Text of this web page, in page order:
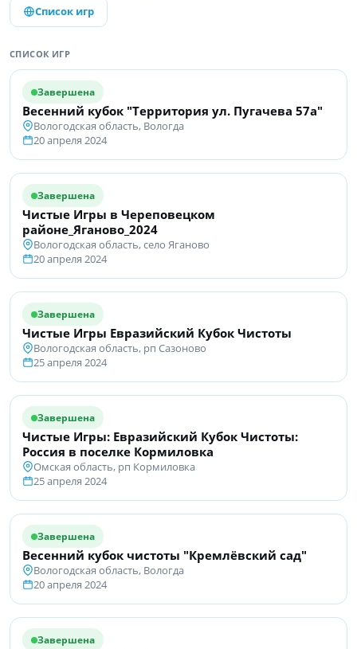
Список игр
СПИСОК ИГР
Завершена
Весенний кубок "Территория ул. Пугачева 57а"
Вологодская область, Вологда
20 апреля 2024
Завершена
Чистые Игры в Череповецком
районе_Яганово_2024
Вологодская область, село Яганово
20 апреля 2024
Завершена
Чистые Игры Евразийский Кубок Чистоты
Вологодская область, рп Сазоново
25 апреля 2024
Завершена
Чистые Игры: Евразийский Кубок Чистоты:
Россия в поселке Кормиловка
Омская область, рп Кормиловка
25 апреля 2024
Завершена
Весенний кубок чистоты "Кремлёвский сад"
Вологодская область, Вологда
20 апреля 2024
Завершена